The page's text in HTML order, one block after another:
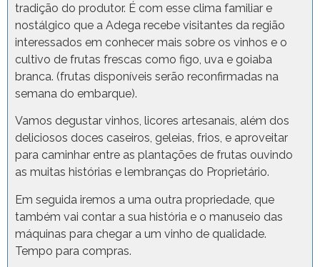
tradição do produtor. É com esse clima familiar e
nostálgico que a Adega recebe visitantes da região
interessados em conhecer mais sobre os vinhos e o
cultivo de frutas frescas como figo, uva e goiaba
branca. (frutas disponíveis serão reconfirmadas na
semana do embarque).
Vamos degustar vinhos, licores artesanais, além dos
deliciosos doces caseiros, geleias, frios, e aproveitar
para caminhar entre as plantações de frutas ouvindo
as muitas histórias e lembranças do Proprietário.
Em seguida iremos a uma outra propriedade, que
também vai contar a sua história e o manuseio das
máquinas para chegar a um vinho de qualidade.
Tempo para compras.